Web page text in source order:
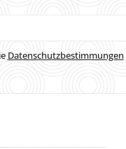
Datenschutzbestimmungen